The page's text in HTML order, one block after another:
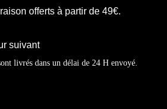
offerts à partir de 49€.
suivant
livrés dans un délai de 24 H envoyé.